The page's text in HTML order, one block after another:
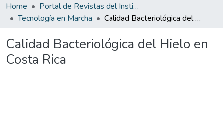
Home
Portal de Revistas del Instituto Tecnológico de Costa Rica
Tecnología en Marcha
Calidad Bacteriológica del Hielo en Costa Rica
Calidad Bacteriológica del Hielo en
Costa Rica